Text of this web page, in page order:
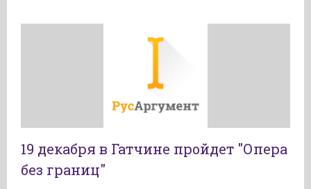
19 декабря в Гатчине пройдет "Опера
без границ"